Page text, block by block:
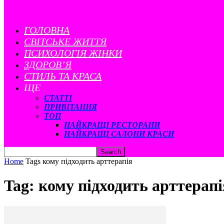
ГОЛОВНА
CВІТСЬКЕ ЖИТТЯ
ПСИХОЛОГІЯ ЖІНКИ
ЗДОРОВ’Я
СТИЛЬ ТА КРАСА
ЩЕ
СТАТТІ
ПРИВІТАННЯ
ТОП
НАЙКРАЩІ РЕСТОРАНИ
НАЙКРАЩІ САЛОНИ КРАСИ
Home Tags кому підходить арттерапія
Tag: кому підходить